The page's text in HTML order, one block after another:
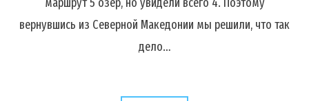
вернувшись из Северной Македонии мы решили, что так
дело…